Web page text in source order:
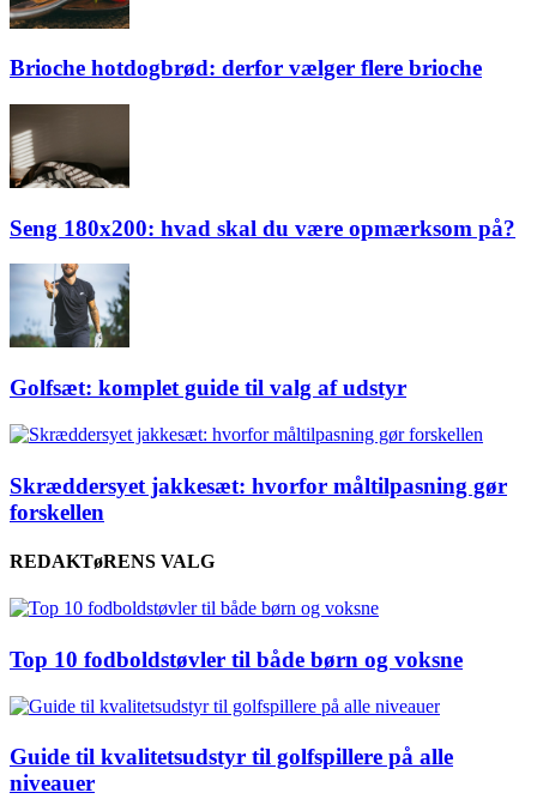
Brioche hotdogbrød: derfor vælger flere brioche
Seng 180x200: hvad skal du være opmærksom på?
Golfsæt: komplet guide til valg af udstyr
Skræddersyet jakkesæt: hvorfor måltilpasning gør
forskellen
REDAKTøRENS VALG
Top 10 fodboldstøvler til både børn og voksne
Guide til kvalitetsudstyr til golfspillere på alle
niveauer